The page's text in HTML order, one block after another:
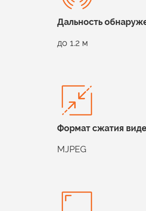
Дальность
до 1.2 м
Формат сжатия
MJPEG